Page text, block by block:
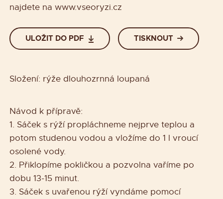
najdete na www.vseoryzi.cz
ULOŽIT DO PDF TISKNOUT
Složení: rýže dlouhozrnná loupaná
Návod k přípravě:
1. Sáček s rýží propláchneme nejprve teplou a
potom studenou vodou a vložíme do 1 l vroucí
osolené vody.
2. Přiklopíme pokličkou a pozvolna vaříme po
dobu 13-15 minut.
3. Sáček s uvařenou rýží vyndáme pomocí